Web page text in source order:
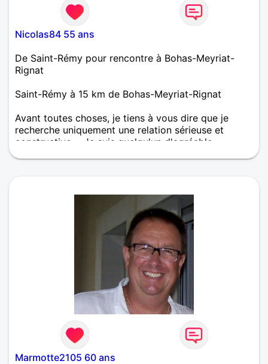
Nicolas84 55 ans
De Saint-Rémy pour rencontre à Bohas-Meyriat-
Rignat
Saint-Rémy à 15 km de Bohas-Meyriat-Rignat
Avant toutes choses, je tiens à vous dire que je
recherche uniquement une relation sérieuse et
constructive.... Je suis quelqu'un d'agréable,
cocooning. Je recherche quelqu'un qui me
ressemble ou pas 😉 pour partager de bons
moments simples, agréables. Je peux aussi bien
apprécier une personne qui est réservée, qu'une
personne qui pétille. La vie est le plaisir de rire
ensemble, de passer de bons moments. C'est
difficile de parler de la personne recherchée car elle
peut avoir des caractères et des manières d'être
complètement différents et me plaire. Les
personnes qui aiment sourire, rire, les personnes
positives qui aiment la vie sont en tout cas les
bienvenues. N hésitez pas à m'écrire, je vous
répondrais dans tous les cas avec plaisir :) “Ce sont
les petits détails qui nous fait tomber amoureux »
Marmotte2105 60 ans